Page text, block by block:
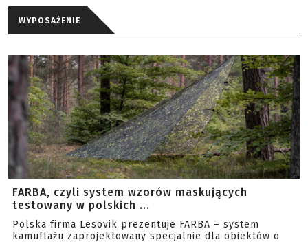
WYPOSAŻENIE
FARBA, czyli system wzorów maskujących
testowany w polskich ...
Polska firma Lesovik prezentuje FARBA – system
kamuflażu zaprojektowany specjalnie dla obiektów o